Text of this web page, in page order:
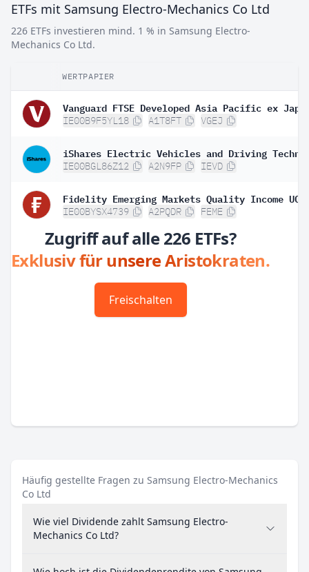
ETFs mit Samsung Electro-Mechanics Co Ltd
226 ETFs investieren mind. 1 % in Samsung Electro-
Mechanics Co Ltd.
WERTPAPIER
IE00B9F5YL18 A1T8FT VGEJ
IE00BGL86Z12 A2N9FP IEVD
IE00BYSX4739 A2PQDR FEME
Zugriff auf alle 226 ETFs?
Exklusiv für unsere Aristokraten.
Freischalten
Häufig gestellte Fragen zu Samsung Electro-Mechanics
Co Ltd
Wie viel Dividende zahlt Samsung Electro-
Mechanics Co Ltd?